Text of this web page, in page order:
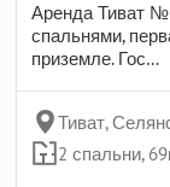
Аренда Тиват №
спальнями,
приземле. Гос…
Тиват,
2 спальни,